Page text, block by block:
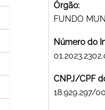
Órgão:
FUNDO
Número do
CNPJ/CPF
18.929.297/